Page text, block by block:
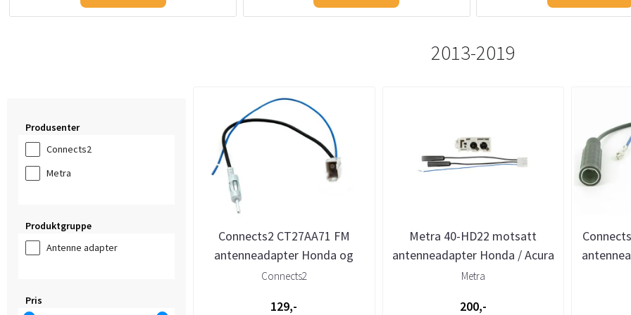
2013-2019
Produsenter
Connects2
Metra
Produktgruppe
Antenne adapter
Pris
Connects2 CT27AA71 FM
antenneadapter Honda og
Acura
Connects2
129,-
Metra 40-HD22 motsatt
antenneadapter Honda / Acura
Metra
200,-